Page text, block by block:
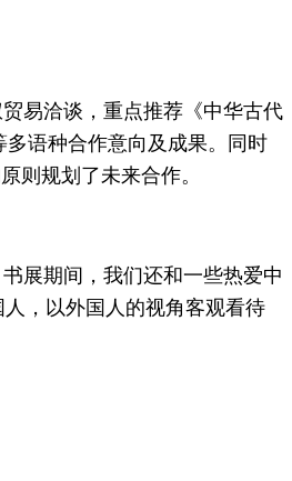
易洽谈，重点推荐《中华古代
语种合作意向及成果。同时
则规划了未来合作。
展期间，我们还和一些热爱中
，以外国人的视角客观看待